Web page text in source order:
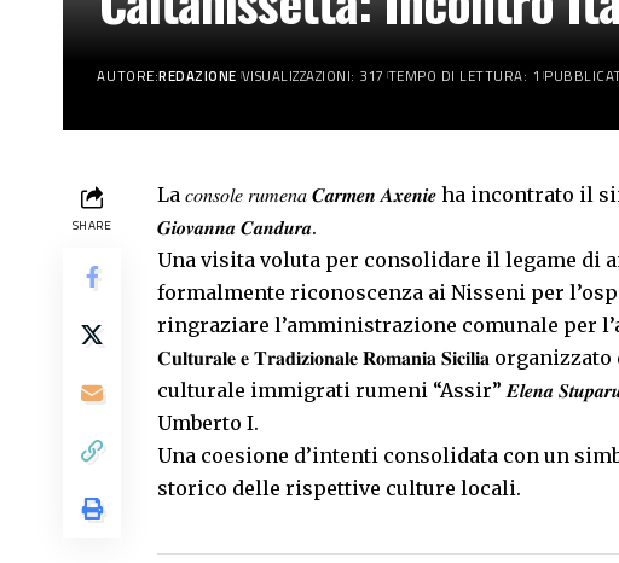
AUTORE:REDAZIONE VISUALIZZAZIONI: 317 TEMPO DI LETTURA: 1
SHARE
La 𝑐𝑜𝑛𝑠𝑜𝑙𝑒 𝑟𝑢𝑚𝑒𝑛𝑎 𝑪𝒂𝒓𝒎𝒆𝒏 𝑨𝒙𝒆𝒏𝒊𝒆 ha incontrato il
𝑮𝒊𝒐𝒗𝒂𝒏𝒏𝒂 𝑪𝒂𝒏𝒅𝒖𝒓𝒂.
Una visita voluta per consolidare il legame di
formalmente riconoscenza ai Nisseni per
ringraziare l’amministrazione comunale per
𝐂𝐮𝐥𝐭𝐮𝐫𝐚𝐥𝐞 𝐞 𝐓𝐫𝐚𝐝𝐢𝐳𝐢𝐨𝐧𝐚𝐥𝐞 𝐑𝐨𝐦𝐚𝐧𝐢𝐚 𝐒𝐢𝐜𝐢𝐥𝐢𝐚
culturale immigrati rumeni “Assir” 𝑬𝒍𝒆𝒏𝒂
Umberto I.
Una coesione d’intenti consolidata con un
storico delle rispettive culture locali.